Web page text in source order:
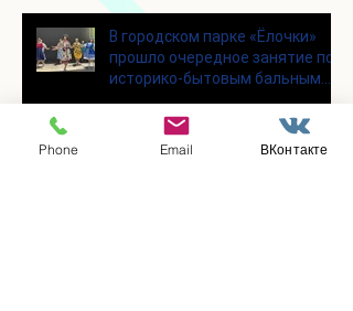
В городском парке «Ёлочки»
прошло очередное занятие по
историко-бытовым бальным
Phone Email ВКонтакте